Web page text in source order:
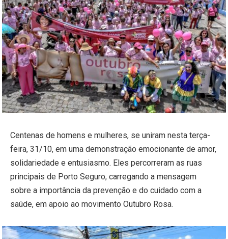
Centenas de homens e mulheres, se uniram nesta terça-
feira, 31/10, em uma demonstração emocionante de amor,
solidariedade e entusiasmo. Eles percorreram as ruas
principais de Porto Seguro, carregando a mensagem
sobre a importância da prevenção e do cuidado com a
saúde, em apoio ao movimento Outubro Rosa.